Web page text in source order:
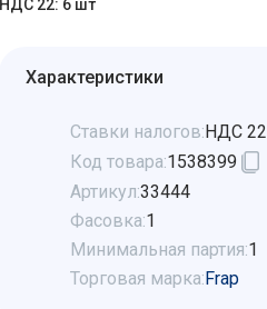
НДС 22: 6 шт
Характеристики
Ставки налогов:НДС 22
Код товара:1538399
Артикул:33444
Фасовка:1
Минимальная партия:1
Торговая марка:Frap